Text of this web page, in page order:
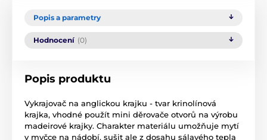
Popis a parametry
Hodnocení (0)
Popis produktu
Vykrajovač na anglickou krajku - tvar krinolínová
krajka, vhodné použít mini děrovače otvorů na výrobu
madeirové krajky. Charakter materiálu umožňuje mytí
v myčce na nádobí, sušit ale z dosahu sálavého tepla